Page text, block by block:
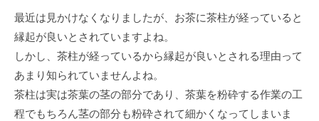
最近は⾒かけなくなりましたが、お茶に茶柱が経っていると
縁起が良いとされていますよね。
しかし、茶柱が経っているから縁起が良いとされる理由って
あまり知られていませんよね。
茶柱は実は茶葉の茎の部分であり、茶葉を粉砕する作業の⼯
程でもちろん茎の部分も粉砕されて細かくなってしまいま